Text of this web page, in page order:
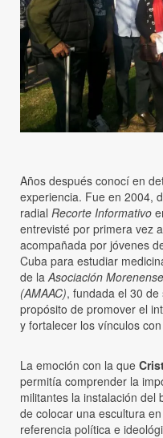
Años después conocí en
experiencia. Fue en 2004,
radial Recorte Informativo
entrevisté por primera vez a
acompañada por jóvenes
Cuba para estudiar
de laAsociación
(AMAAC), fundada el 30
propósito de promover el
y fortalecer los vínculos
La emoción con la que
permitía comprender la
militantes la instalación del
de colocar una escultura
referencia política e